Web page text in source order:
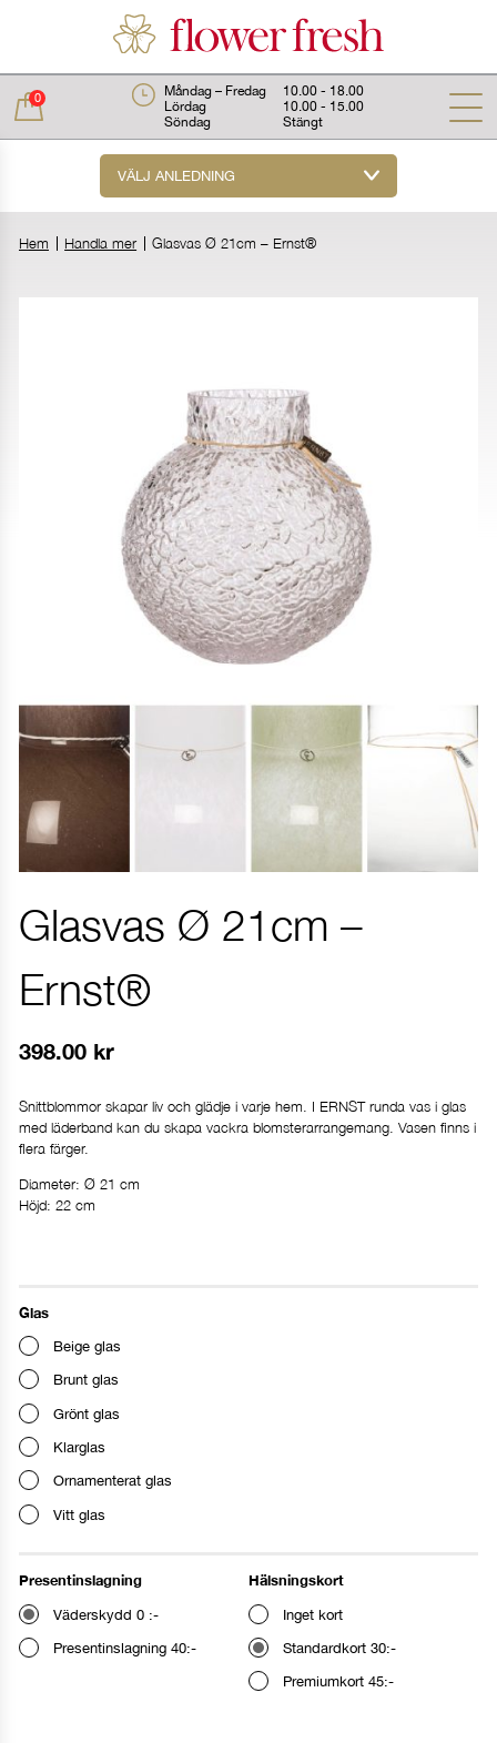
0 Måndag – Fredag
10.00 - 18.00
Lördag
10.00 - 15.00
Söndag
Stängt
VÄLJ ANLEDNING
0 kr
Hem Handla mer Glasvas Ø 21cm – Ernst®
Glasvas Ø 21cm –
Ernst®
398.00 kr
Snittblommor skapar liv och glädje i varje hem. I ERNST runda vas i glas
med läderband kan du skapa vackra blomsterarrangemang. Vasen finns i
flera färger.
Diameter: Ø 21 cm
Höjd: 22 cm
Glas
Beige glas
Brunt glas
Grönt glas
Klarglas
Ornamenterat glas
Vitt glas
Presentinslagning
Väderskydd 0 :-
Presentinslagning 40:-
Hälsningskort
Inget kort
Standardkort 30:-
Premiumkort 45:-
I dag I morgon